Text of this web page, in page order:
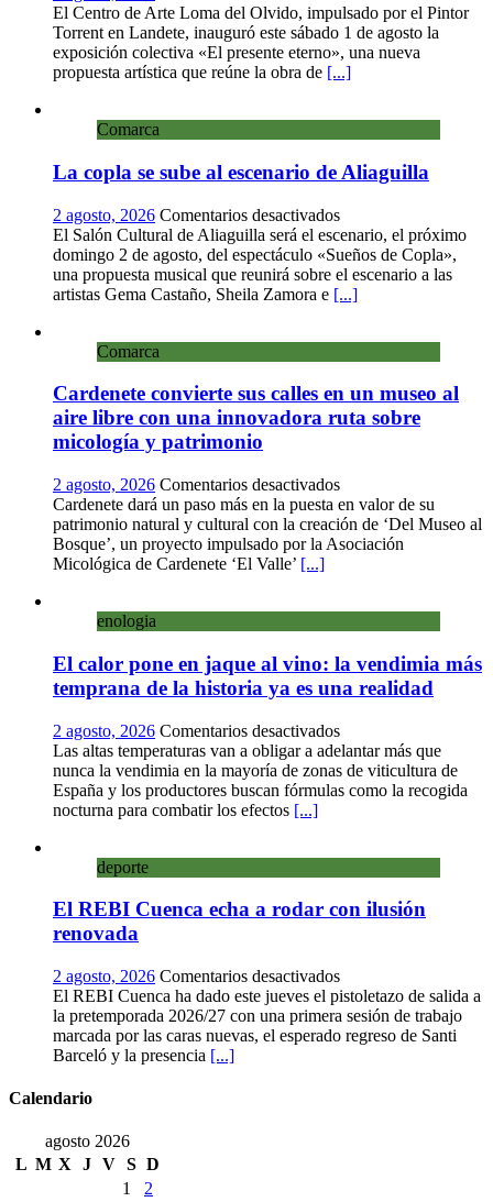
Landete
inaugura
la
exposición
en
Centro
de
Arte
Loma
del
Olvido
El Centro de Arte Loma del Olvido, impulsado por el Pintor
Torrent en Landete, inauguró este sábado 1 de agosto la
exposición colectiva «El presente eterno», una nueva
propuesta artística que reúne la obra de [...]
Comarca
La copla se sube al escenario de Aliaguilla
2 agosto, 2026 Comentarios desactivadosen
La
copla
se
sube
El Salón Cultural de Aliaguilla será el escenario, el próximo
domingo 2 de agosto, del espectáculo «Sueños de Copla»,
una propuesta musical que reunirá sobre el escenario a las
artistas Gema Castaño, Sheila Zamora e [...]
Comarca
Cardenete convierte sus calles en un museo al
aire libre con una innovadora ruta sobre
micología y patrimonio
2 agosto, 2026 Comentarios desactivadosen
Cardenete
convierte
sus
aire
libre
con
innovadora
ruta
sobre
micología
Cardenete dará un paso más en la puesta en valor de su
patrimonio natural y cultural con la creación de ‘Del Museo al
Bosque’, un proyecto impulsado por la Asociación
Micológica de Cardenete ‘El Valle’ [...]
enologia
El calor pone en jaque al vino: la vendimia más
temprana de la historia ya es una realidad
2 agosto, 2026 Comentarios desactivadosen
El
calor
pone
vendimia
la
historia
ya
es
Las altas temperaturas van a obligar a adelantar más que
nunca la vendimia en la mayoría de zonas de viticultura de
España y los productores buscan fórmulas como la recogida
nocturna para combatir los efectos [...]
deporte
El REBI Cuenca echa a rodar con ilusión
renovada
2 agosto, 2026 Comentarios desactivadosen
El
REBI
Cuenca
El REBI Cuenca ha dado este jueves el pistoletazo de salida a
la pretemporada 2026/27 con una primera sesión de trabajo
marcada por las caras nuevas, el esperado regreso de Santi
Barceló y la presencia [...]
Calendario
agosto 2026
L M X J V S D
1
2